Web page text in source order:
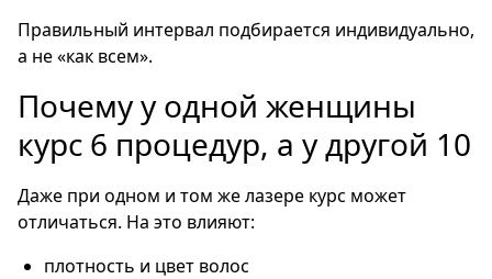
Правильный интервал подбирается индивидуально,
а не «как всем».
Почему у одной женщины
курс 6 процедур, а у другой 10
Даже при одном и том же лазере курс может
отличаться. На это влияют:
плотность и цвет волос